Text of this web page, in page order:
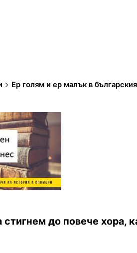
Ер голям и ер малък в
до повече хора,